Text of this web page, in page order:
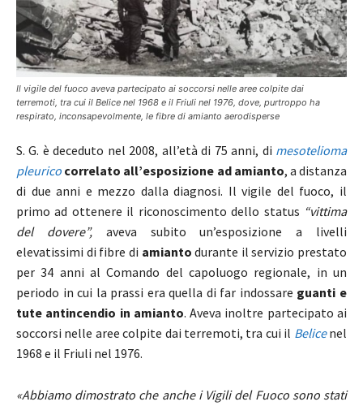
Il vigile del fuoco aveva partecipato ai soccorsi nelle aree colpite dai
terremoti, tra cui il Belice nel 1968 e il Friuli nel 1976, dove, purtroppo ha
respirato, inconsapevolmente, le fibre di amianto aerodisperse
S. G. è deceduto nel 2008, all’età di 75 anni, di mesotelioma
pleurico correlato all’esposizione ad amianto, a distanza
di due anni e mezzo dalla diagnosi. Il vigile del fuoco, il
primo ad ottenere il riconoscimento dello status “vittima
del dovere”,aveva subito un’esposizione a livelli
elevatissimi di fibre di amianto durante il servizio prestato
per 34 anni al Comando del capoluogo regionale, in un
periodo in cui la prassi era quella di far indossare guanti e
tute antincendio in amianto. Aveva inoltre partecipato ai
soccorsi nelle aree colpite dai terremoti, tra cui il Belicenel
1968 e il Friuli nel 1976.
«Abbiamo dimostrato che anche i Vigili del Fuoco sono stati